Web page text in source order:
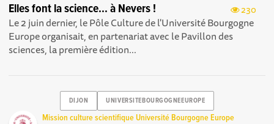
230
Elles font la science... à Nevers !
Le 2 juin dernier, le Pôle Culture de l'Université Bourgogne
Europe organisait, en partenariat avec le Pavillon des
sciences , la première édition...
DIJON UNIVERSITEBOURGOGNEEUROPE
Mission culture scientifique Université Bourgogne Europe